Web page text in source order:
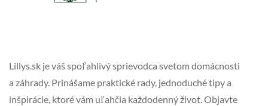
Lillys.sk je váš spoľahlivý sprievodca svetom domácnosti
a záhrady. Prinášame praktické rady, jednoduché tipy a
inšpirácie, ktoré vám uľahčia každodenný život. Objavte